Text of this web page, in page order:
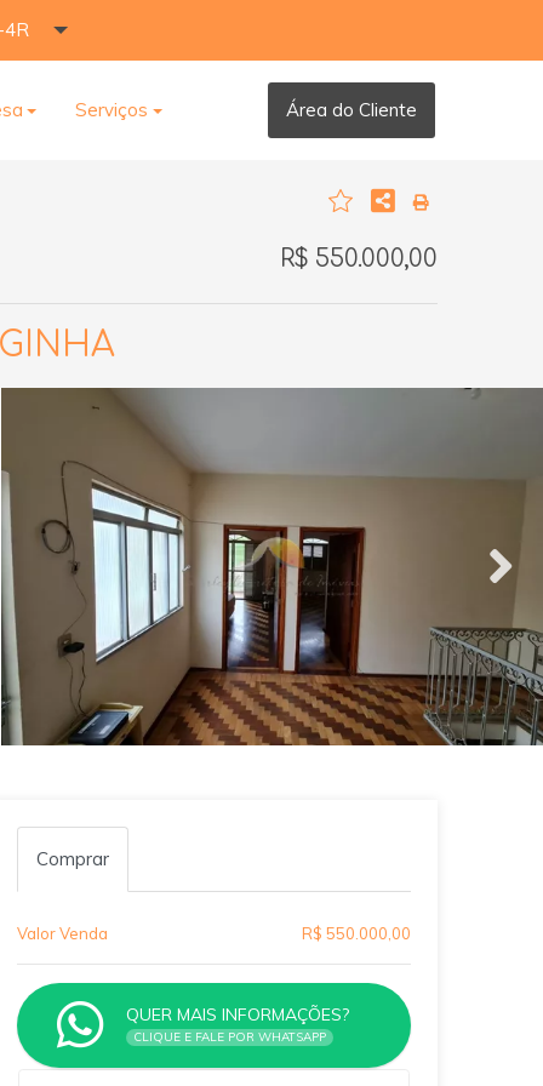
4R
Serviços Área do Cliente
R$ 550.000,00
Comprar
Valor Venda R$ 550.000,00
QUER MAIS INFORMAÇÕES?
CLIQUE E FALE POR WHATSAPP